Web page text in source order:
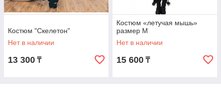
Костюм "Скелетон"
Нет в наличии
13 300 ₸
Костюм «летучая мышь»
размер М
Нет в наличии
15 600 ₸